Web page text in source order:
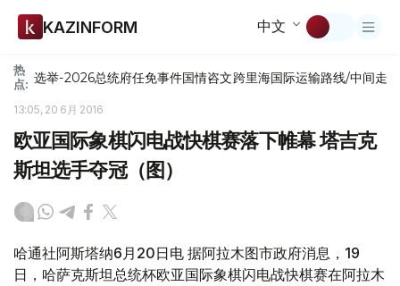
KAZINFORM 中文
热
点: 选举-2026总统府任免事件国情咨文跨里海国际运输路线/中间走廊
13:05, 20 6月 2016
欧亚国际象棋闪电战快棋赛落下帷幕 塔吉克
斯坦选手夺冠（图）
哈通社阿斯塔纳6月20日电 据阿拉木图市政府消息，19
日，哈萨克斯坦总统杯欧亚国际象棋闪电战快棋赛在阿拉木